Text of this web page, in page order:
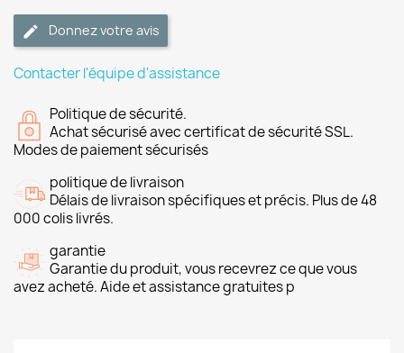
Donnez votre avis
Contacter l'équipe d'assistance
Politique de sécurité.
Achat sécurisé avec certificat de sécurité SSL.
Modes de paiement sécurisés
politique de livraison
Délais de livraison spécifiques et précis. Plus de 48
000 colis livrés.
garantie
Garantie du produit, vous recevrez ce que vous
avez acheté. Aide et assistance gratuites p